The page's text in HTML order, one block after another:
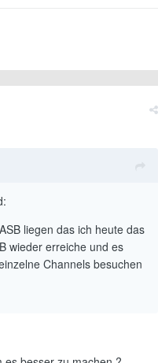
liegen das ich heute das
wieder erreiche und es
Channels besuchen